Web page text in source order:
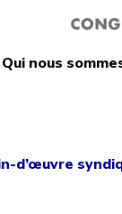
Qui nous
d’œuvre